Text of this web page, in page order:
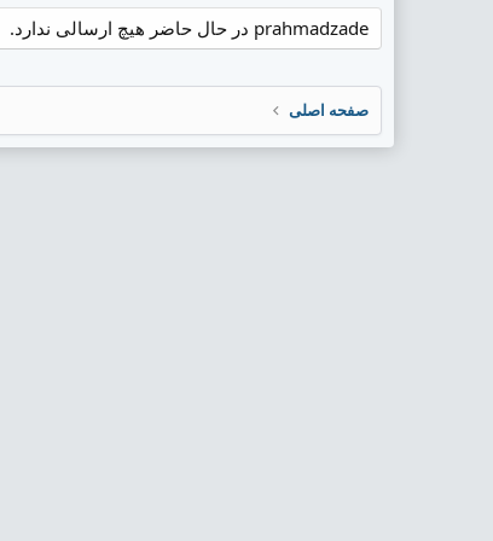
prahmadzade در حال حاضر هیچ ارسالی ندارد.
صفحه اصلی